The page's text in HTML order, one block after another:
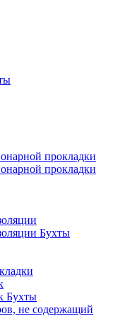
прокладки
прокладки
Бухты
Бухты
не содержащий